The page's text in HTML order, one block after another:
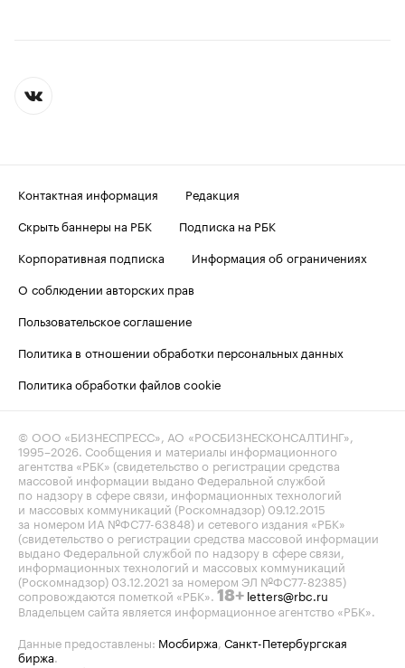
Контактная информация
Редакция
Скрыть баннеры на РБК
Подписка на РБК
Корпоративная подписка
Информация об ограничениях
О соблюдении авторских прав
Пользовательское соглашение
Политика в отношении обработки персональных данных
Политика обработки файлов cookie
© ООО «БИЗНЕСПРЕСС», АО «РОСБИЗНЕСКОНСАЛТИНГ»,
1995–2026 . Сообщения и материалы информационного
агентства «РБК» (свидетельство о регистрации средства
массовой информации выдано Федеральной службой
по надзору в сфере связи, информационных технологий
и массовых коммуникаций (Роскомнадзор) 09.12.2015
за номером ИА №ФС77-63848) и сетевого издания «РБК»
(свидетельство о регистрации средства массовой информации
выдано Федеральной службой по надзору в сфере связи,
информационных технологий и массовых коммуникаций
(Роскомнадзор) 03.12.2021 за номером ЭЛ №ФС77-82385)
сопровождаются пометкой «РБК». 18+ letters@rbc.ru
Владельцем сайта является информационное агентство «РБК».
Данные предоставлены: Мосбиржа Санкт-Петербургская
биржа